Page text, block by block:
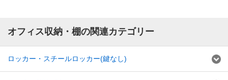
オフィス収納・棚の関連カテゴリー
ロッカー・スチールロッカー(鍵なし)